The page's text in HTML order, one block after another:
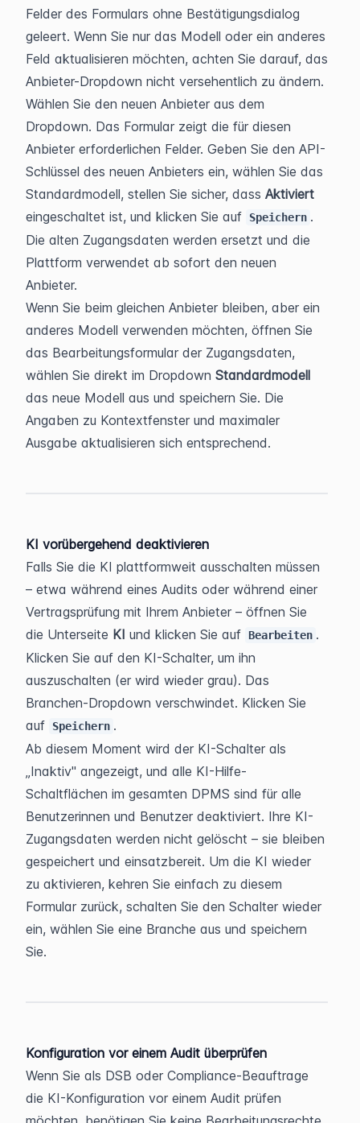
Felder des Formulars ohne Bestätigungsdialog
geleert. Wenn Sie nur das Modell oder ein anderes
Feld aktualisieren möchten, achten Sie darauf, das
Anbieter-Dropdown nicht versehentlich zu ändern.
Wählen Sie den neuen Anbieter aus dem
Dropdown. Das Formular zeigt die für diesen
Anbieter erforderlichen Felder. Geben Sie den API-
Schlüssel des neuen Anbieters ein, wählen Sie das
Standardmodell, stellen Sie sicher, dass Aktiviert
eingeschaltet ist, und klicken Sie auf
Speichern .
Die alten Zugangsdaten werden ersetzt und die
Plattform verwendet ab sofort den neuen
Anbieter.
Wenn Sie beim gleichen Anbieter bleiben, aber ein
anderes Modell verwenden möchten, öffnen Sie
das Bearbeitungsformular der Zugangsdaten,
wählen Sie direkt im Dropdown Standardmodell
das neue Modell aus und speichern Sie. Die
Angaben zu Kontextfenster und maximaler
Ausgabe aktualisieren sich entsprechend.
KI vorübergehend deaktivieren
Falls Sie die KI plattformweit ausschalten müssen
– etwa während eines Audits oder während einer
Vertragsprüfung mit Ihrem Anbieter – öffnen Sie
die Unterseite KI und klicken Sie auf Bearbeiten .
Klicken Sie auf den KI-Schalter, um ihn
auszuschalten (er wird wieder grau). Das
Branchen-Dropdown verschwindet. Klicken Sie
auf
Speichern .
Ab diesem Moment wird der KI-Schalter als
„Inaktiv" angezeigt, und alle KI-Hilfe-
Schaltflächen im gesamten DPMS sind für alle
Benutzerinnen und Benutzer deaktiviert. Ihre KI-
Zugangsdaten werden nicht gelöscht – sie bleiben
gespeichert und einsatzbereit. Um die KI wieder
zu aktivieren, kehren Sie einfach zu diesem
Formular zurück, schalten Sie den Schalter wieder
ein, wählen Sie eine Branche aus und speichern
Sie.
Konfiguration vor einem Audit überprüfen
Wenn Sie als DSB oder Compliance-Beauftrage
die KI-Konfiguration vor einem Audit prüfen